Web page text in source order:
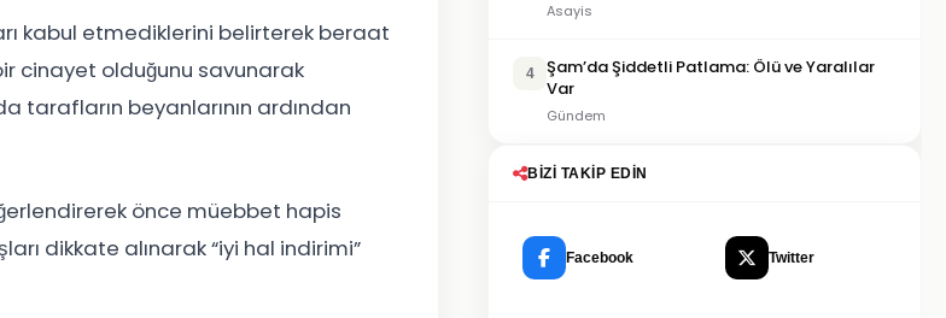
kabul etmediklerini belirterek beraat
cinayet olduğunu savunarak
tarafların beyanlarının ardından
önce müebbet hapis
dikkate alınarak “iyi hal indirimi”
Asayis
4
Şam’da Şiddetli Patlama: Ölü ve Yaralılar
Var
Gündem
BIZI TAKIP EDIN
Facebook Twitter